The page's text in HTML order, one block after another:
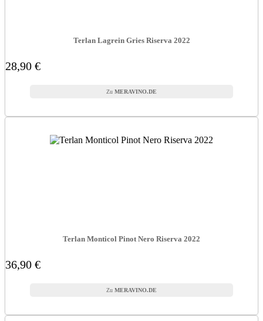
Terlan Lagrein Gries Riserva 2022
28,90 €
MERAVINO.DE
Terlan Monticol Pinot Nero Riserva 2022
36,90 €
MERAVINO.DE